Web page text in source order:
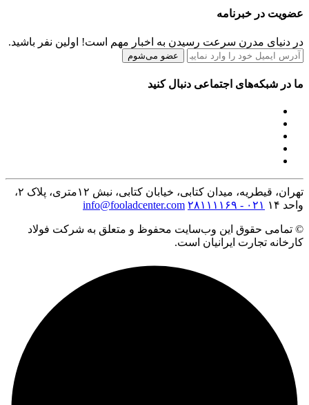
عضویت در خبرنامه
در دنیای مدرن سرعت رسیدن به اخبار مهم است! اولین نفر باشید.
عضو می‌شوم
ما در شبکه‌های اجتماعی دنبال کنید
تهران، قیطریه، میدان کتابی، خیابان کتابی، نبش ۱۲متری، پلاک ۲،
واحد ۱۴
۰۲۱ - ۲۸۱۱۱۱۶۹ info@fooladcenter.com
© تمامی حقوق این وب‌سایت محفوظ و متعلق به شرکت فولاد
کارخانه تجارت ایرانیان است.